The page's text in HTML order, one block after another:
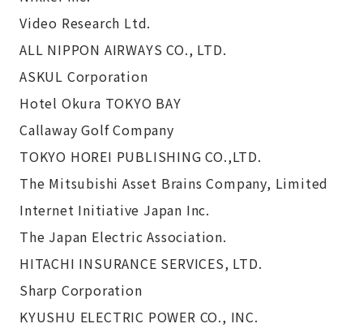
Video Research Ltd.
ALL NIPPON AIRWAYS CO., LTD.
ASKUL Corporation
Hotel Okura TOKYO BAY
Callaway Golf Company
TOKYO HOREI PUBLISHING CO.,LTD.
The Mitsubishi Asset Brains Company, Limited
Internet Initiative Japan Inc.
The Japan Electric Association.
HITACHI INSURANCE SERVICES, LTD.
Sharp Corporation
KYUSHU ELECTRIC POWER CO., INC.